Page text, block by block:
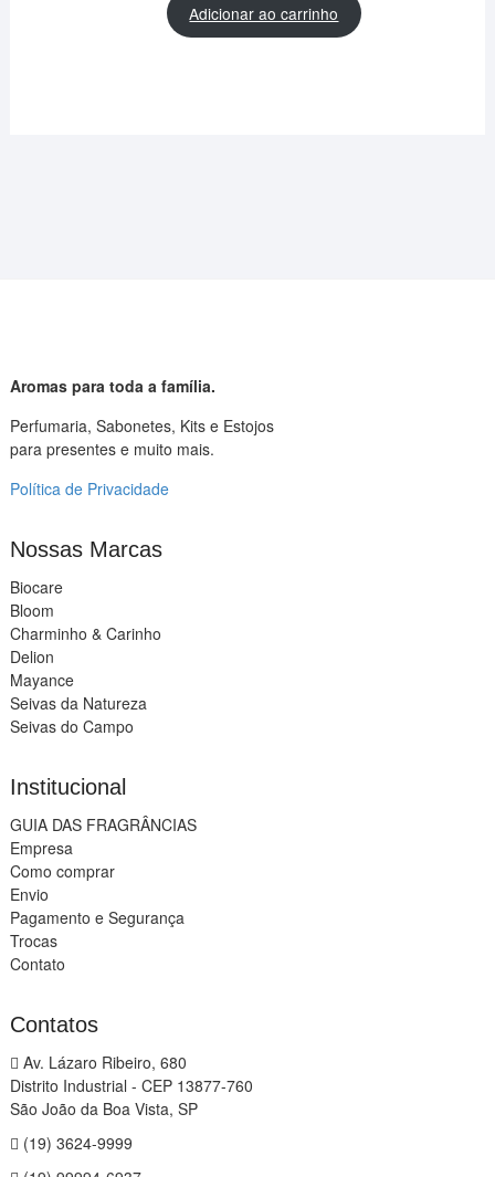
Adicionar ao carrinho
Aromas para toda a família.
Perfumaria, Sabonetes, Kits e Estojos
para presentes e muito mais.
Política de Privacidade
Nossas Marcas
Biocare
Bloom
Charminho & Carinho
Delion
Mayance
Seivas da Natureza
Seivas do Campo
Institucional
GUIA DAS FRAGRÂNCIAS
Empresa
Como comprar
Envio
Pagamento e Segurança
Trocas
Contato
Contatos
Av. Lázaro Ribeiro, 680
Distrito Industrial - CEP 13877-760
São João da Boa Vista, SP
(19) 3624-9999